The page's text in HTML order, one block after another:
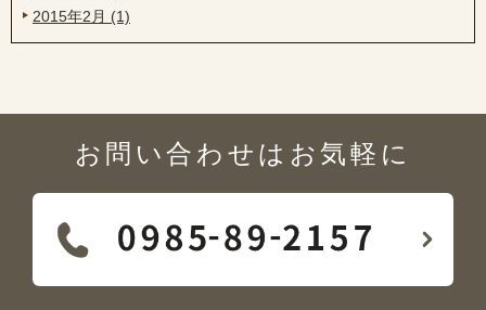
2015年2月 (1)
お問い合わせはお気軽に